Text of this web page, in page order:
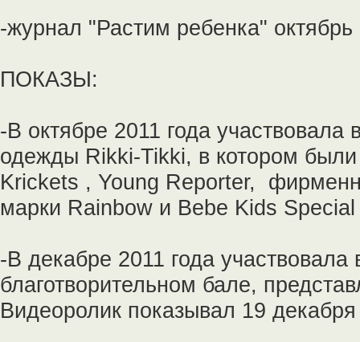
-журнал "Растим ребенка" октябрь
ПОКАЗЫ:
-В октябре 2011 года
одежды Rikki-Tikki, в котором
Krickets , Young Reporter,
марки Rainbow и Bebe Kids
-В декабре 2011 года
благотворительном бале,
Видеоролик показывал 19